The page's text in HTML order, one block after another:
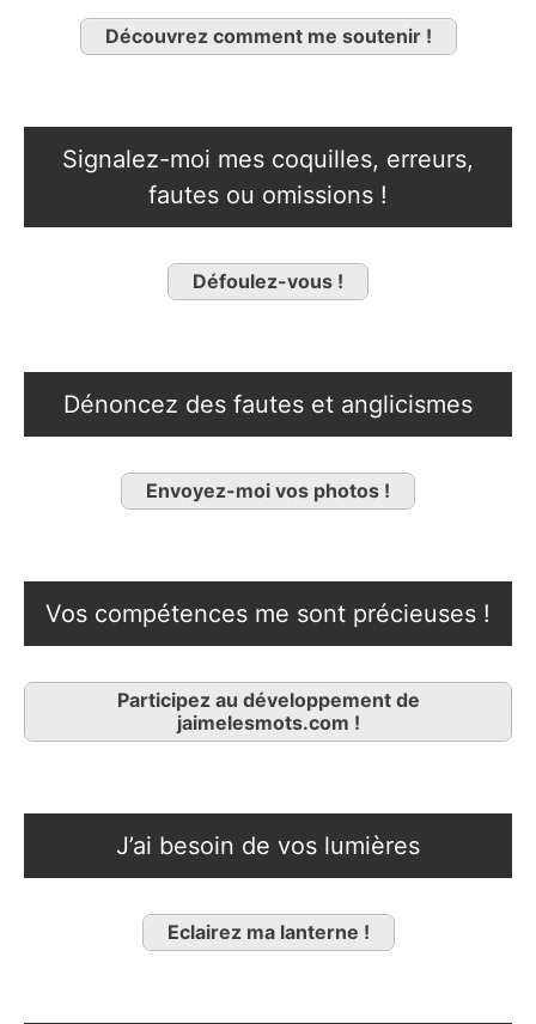
Découvrez comment me soutenir !
Signalez-moi mes coquilles, erreurs,
fautes ou omissions !
Défoulez-vous !
Dénoncez des fautes et anglicismes
Envoyez-moi vos photos !
Vos compétences me sont précieuses !
Participez au développement de
jaimelesmots.com !
J’ai besoin de vos lumières
Eclairez ma lanterne !